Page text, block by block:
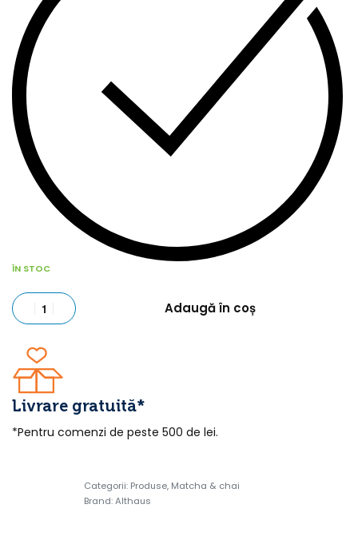
ÎN STOC
Adaugă în coș
Livrare gratuită*
*Pentru comenzi de peste 500 de lei.
Categorii: Produse, Matcha & chai
Brand:Althaus